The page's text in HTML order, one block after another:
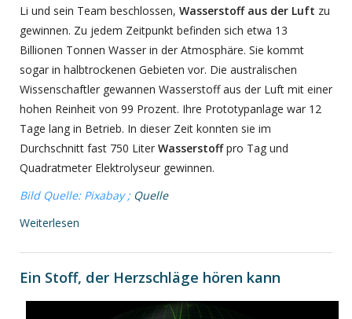
Li und sein Team beschlossen, Wasserstoff aus der Luft zu
gewinnen. Zu jedem Zeitpunkt befinden sich etwa 13
Billionen Tonnen Wasser in der Atmosphäre. Sie kommt
sogar in halbtrockenen Gebieten vor. Die australischen
Wissenschaftler gewannen Wasserstoff aus der Luft mit einer
hohen Reinheit von 99 Prozent. Ihre Prototypanlage war 12
Tage lang in Betrieb. In dieser Zeit konnten sie im
Durchschnitt fast 750 Liter Wasserstoffpro Tag und
Quadratmeter Elektrolyseur gewinnen.
Bild Quelle: Pixabay ; Quelle
Weiterlesen
Ein Stoff, der Herzschläge hören kann